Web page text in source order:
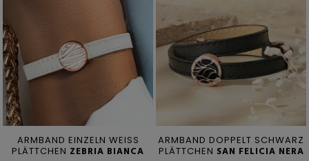
ARMBAND EINZELN WEISS
PLÄTTCHEN ZEBRIA BIANCA
ARMBAND DOPPELT SCHWARZ
PLÄTTCHEN SAN FELICIA NERA